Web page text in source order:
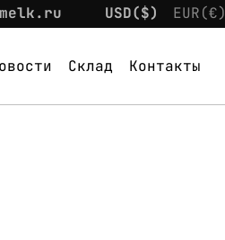
USD($) EUR(€)
Склад Контакты